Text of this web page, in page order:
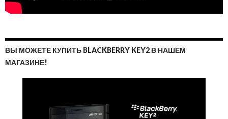
ВЫ МОЖЕТЕ КУПИТЬ BLACKBERRY KEY2 В НАШЕМ
МАГАЗИНЕ!